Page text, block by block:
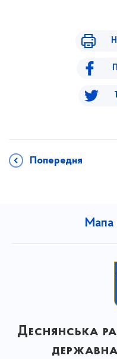
Попередня
Мапа
Деснянська
державна